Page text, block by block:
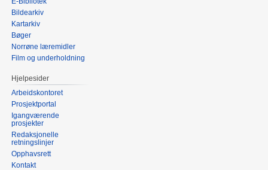
Bildearkiv
Kartarkiv
Bøger
Norrøne læremidler
Film og underholdning
Hjelpesider
Arbeidskontoret
Prosjektportal
Igangværende
prosjekter
Redaksjonelle
retningslinjer
Opphavsrett
Kontakt